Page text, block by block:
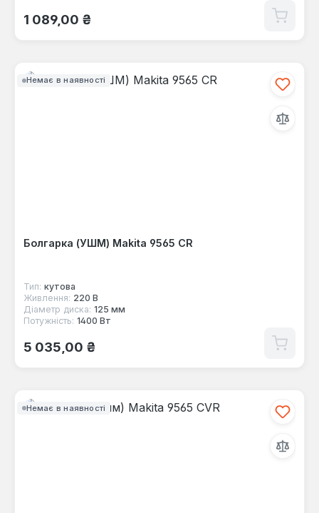
Звичайна ціна:
1 089,00 ₴
Немає в наявності
Болгарка (УШМ) Makita 9565 CR
Тип: кутова
Живлення: 220 В
Діаметр диска: 125 мм
Потужність: 1400 Вт
Звичайна ціна:
5 035,00 ₴
Немає в наявності